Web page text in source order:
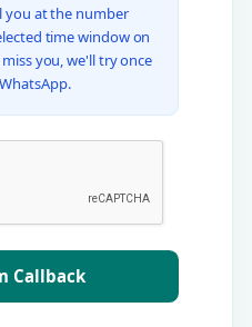
you at the number
time window on
you, we'll try once
Callback